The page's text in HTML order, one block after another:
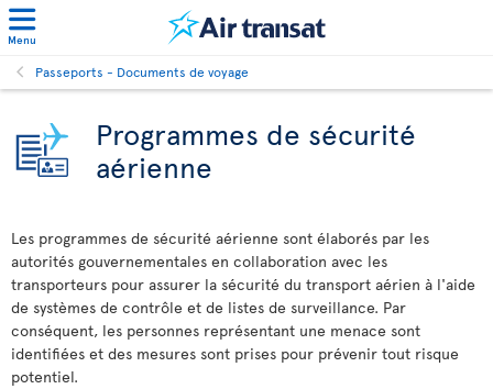
Menu
Passeports - Documents de voyage
Programmes de sécurité
aérienne
Les programmes de sécurité aérienne sont élaborés par les
autorités gouvernementales en collaboration avec les
transporteurs pour assurer la sécurité du transport aérien à l'aide
de systèmes de contrôle et de listes de surveillance. Par
conséquent, les personnes représentant une menace sont
identifiées et des mesures sont prises pour prévenir tout risque
potentiel.